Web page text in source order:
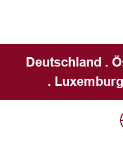
Deutschland .
.